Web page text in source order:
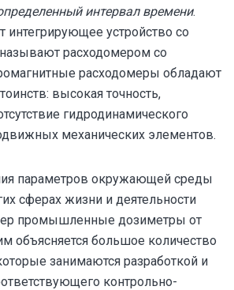
интервал времени.
интегрирующее устройство со
называют расходомером со
расходомеры обладают
высокая точность,
гидродинамического
механических элементов.
параметров окружающей среды
сферах жизни и деятельности
промышленные дозиметры от
объясняется большое количество
занимаются разработкой и
контрольно-